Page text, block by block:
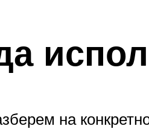
на